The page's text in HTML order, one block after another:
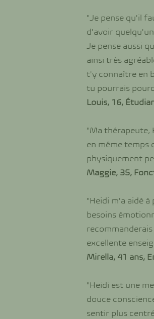
"Je pense qu'il
d'avoir
Je pense aussi
ainsi très
t'y connaître en
tu pourrais
Louis, 16,
"Ma thérapeute,
en même temps
physiquement
Maggie, 35,
"Heidi m'a aidé
besoins
excellente
Mirella, 41 ans,
"Heidi est une
douce
sentir plus